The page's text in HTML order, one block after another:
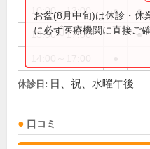
10:00～13:00 ● ●
13:00～17:00 ●
お盆(8月中旬)は休診・休
に必ず医療機関に直接ご
休診日: 日、祝、水曜午後
口コミ